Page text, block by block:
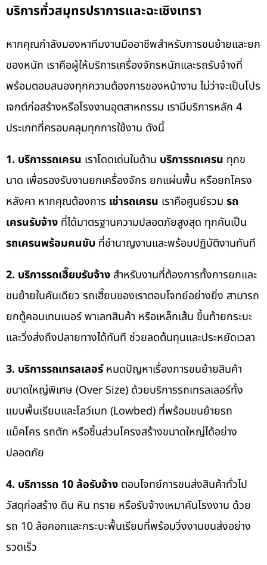
บริการทั่วสมุทรปราการและฉะเชิงเทรา
หากคุณกำลังมองหาทีมงานมืออาชีพสำหรับการขนย้ายและยก
ของหนัก เราคือผู้ให้บริการเครื่องจักรหนักและรถรับจ้างที่
พร้อมตอบสนองทุกความต้องการของหน้างาน ไม่ว่าจะเป็นโปร
เจกต์ก่อสร้างหรือโรงงานอุตสาหกรรม เรามีบริการหลัก 4
ประเภทที่ครอบคลุมทุกการใช้งาน ดังนี้
1. บริการรถเครน เราโดดเด่นในด้าน บริการรถเครน ทุกข
นาด เพื่อรองรับงานยกเครื่องจักร ยกแผ่นพื้น หรือยกโครง
หลังคา หากคุณต้องการ เช่ารถเครน เราคือศูนย์รวม รถ
เครนรับจ้าง ที่ได้มาตรฐานความปลอดภัยสูงสุด ทุกคันเป็น
รถเครนพร้อมคนขับ ที่ชำนาญงานและพร้อมปฏิบัติงานทันที
2. บริการรถเฮี๊ยบรับจ้าง สำหรับงานที่ต้องการทั้งการยกและ
ขนย้ายในคันเดียว รถเฮี๊ยบของเราตอบโจทย์อย่างยิ่ง สามารถ
ยกตู้คอนเทนเนอร์ พาเลทสินค้า หรือเหล็กเส้น ขึ้นท้ายกระบะ
และวิ่งส่งถึงปลายทางได้ทันที ช่วยลดต้นทุนและประหยัดเวลา
3. บริการรถเทรลเลอร์หมดปัญหาเรื่องการขนย้ายสินค้า
ขนาดใหญ่พิเศษ (Over Size) ด้วยบริการรถเทรลเลอร์ทั้ง
แบบพื้นเรียบและโลว์เบท (Lowbed) ที่พร้อมขนย้ายรถ
แม็คโคร รถตัก หรือชิ้นส่วนโครงสร้างขนาดใหญ่ได้อย่าง
ปลอดภัย
4. บริการรถ 10 ล้อรับจ้าง ตอบโจทย์การขนส่งสินค้าทั่วไป
วัสดุก่อสร้าง ดิน หิน ทราย หรือรับจ้างเหมาคันโรงงาน ด้วย
รถ 10 ล้อคอกและกระบะพื้นเรียบที่พร้อมวิ่งงานขนส่งอย่าง
รวดเร็ว